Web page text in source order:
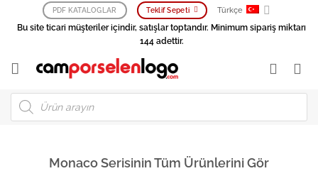
PDF KATALOGLAR Teklif Sepeti Türkçe
Bu site ticari müşteriler içindir, satışlar toptandır. Minimum sipariş miktarı
144 adettir.
Products
search
Monaco Serisinin Tüm Ürünlerini Gör